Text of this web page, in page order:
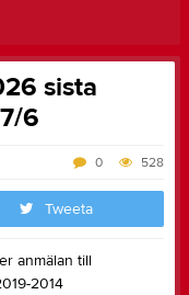
sista
6
528
0
Tweeta
anmälan till
2014